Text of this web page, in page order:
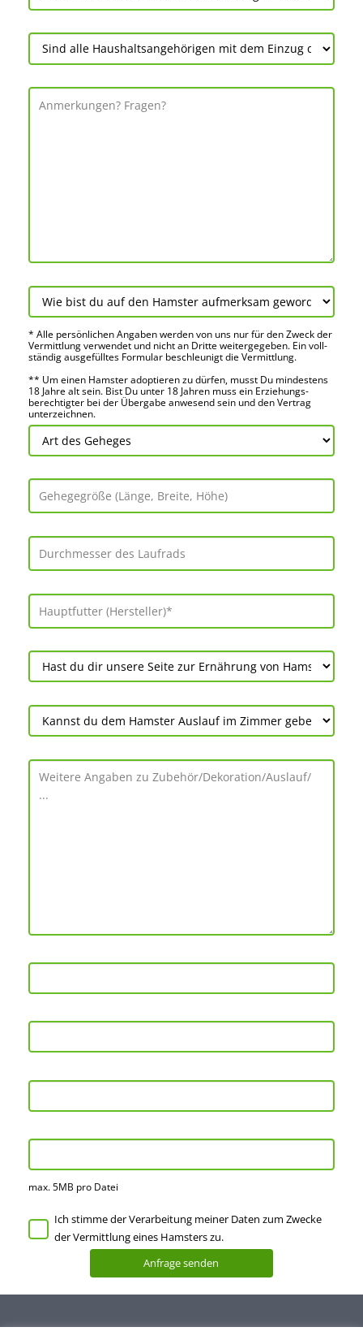
* Alle persön­lichen Angaben werden von uns nur für den Zweck der
Vermitt­lung verwendet und nicht an Dritte weiter­gegeben. Ein voll­
ständig ausge­fülltes Formular beschleu­nigt die Vermitt­lung.
** Um einen Hamster adoptieren zu dürfen, musst Du mindes­tens
18 Jahre alt sein. Bist Du unter 18 Jahren muss ein Erziehungs­
berechtigter bei der Über­gabe anwes­end sein und den Vertrag
unter­zeichnen.
max. 5MB pro Datei
Ich stimme der Verarbeitung meiner Daten zum Zwecke
der Vermittlung eines Hamsters zu.